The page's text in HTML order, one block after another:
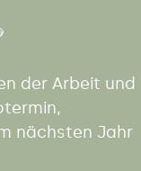
der Arbeit und
nächsten Jahr